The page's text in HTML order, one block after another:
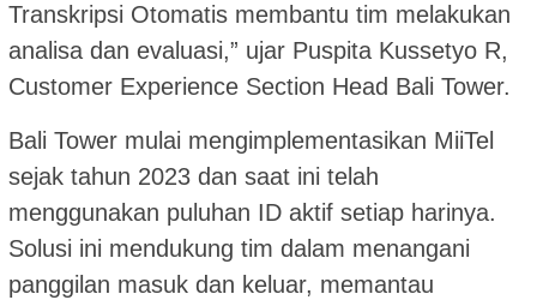
Transkripsi Otomatis membantu tim melakukan
analisa dan evaluasi,” ujar Puspita Kussetyo R,
Customer Experience Section Head Bali Tower.
Bali Tower mulai mengimplementasikan MiiTel
sejak tahun 2023 dan saat ini telah
menggunakan puluhan ID aktif setiap harinya.
Solusi ini mendukung tim dalam menangani
panggilan masuk dan keluar, memantau